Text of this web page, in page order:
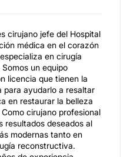
cirujano jefe del Hospital
médica en el corazón
en cirugía
un equipo
licencia que tienen la
para ayudarlo a resaltar
en restaurar la belleza
cirujano profesional
resultados deseados al
modernas tanto en
reconstructiva.